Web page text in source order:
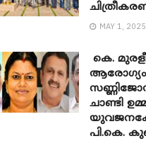
MAY 1, 2025
കെ.
ചാണ്ടി
പി.കെ.